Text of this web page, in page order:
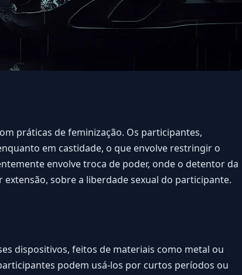
práticas de feminização. Os participantes,
em castidade, o que envolve restringir o
envolve troca de poder, onde o detentor da
sobre a liberdade sexual do participante.
dispositivos, feitos de materiais como metal ou
podem usá-los por curtos períodos ou